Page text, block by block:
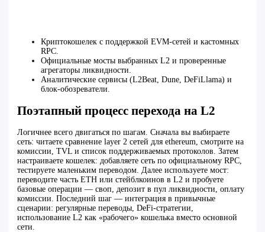
Криптокошелек с поддержкой EVM‑сетей и кастомных
RPC.
Официальные мосты выбранных L2 и проверенные
агрегаторы ликвидности.
Аналитические сервисы (L2Beat, Dune, DeFiLlama) и
блок‑обозреватели.
Поэтапный процесс перехода на L2
Логичнее всего двигаться по шагам. Сначала вы выбираете
сеть: читаете сравнение layer 2 сетей для ethereum, смотрите на
комиссии, TVL и список поддерживаемых протоколов. Затем
настраиваете кошелек: добавляете сеть по официальному RPC,
тестируете маленьким переводом. Далее используете мост:
переводите часть ETH или стейблкоинов в L2 и пробуете
базовые операции — своп, депозит в пул ликвидности, оплату
комиссии. Последний шаг — интеграция в привычные
сценарии: регулярные переводы, DeFi‑стратегии,
использование L2 как «рабочего» кошелька вместо основной
сети.